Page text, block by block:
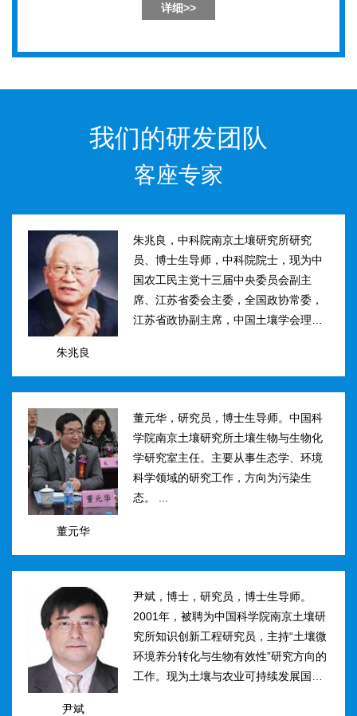
详细>>
我们的研发团队
客座专家
朱兆良
朱兆良，中科院南京土壤研究所研究
员、博士生导师，中科院院士，现为中
国农工民主党十三届中央委员会副主
席、江苏省委会主委，全国政协常委，
江苏省政协副主席，中国土壤学会理事
国家、中科院、江苏省科技进步奖和自
董元华
董元华，研究员，博士生导师。中国科
学院南京土壤研究所土壤生物与生物化
学研究室主任。主要从事生态学、环境
科学领域的研究工作，方向为污染生
态。 ...
尹斌
尹斌，博士，研究员，博士生导师。
2001年，被聘为中国科学院南京土壤研
究所知识创新工程研究员，主持“土壤微
环境养分转化与生物有效性”研究方向的
工作。现为土壤与农业可持续发展国家